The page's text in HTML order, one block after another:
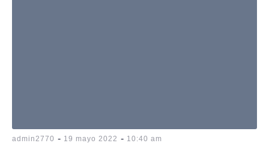
admin2770 - 19 mayo 2022 - 10:40 am